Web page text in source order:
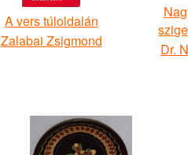
A vers túloldalán
Zalabai Zsigmond
Dr.